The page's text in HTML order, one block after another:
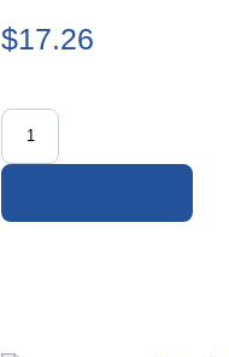
$17.26